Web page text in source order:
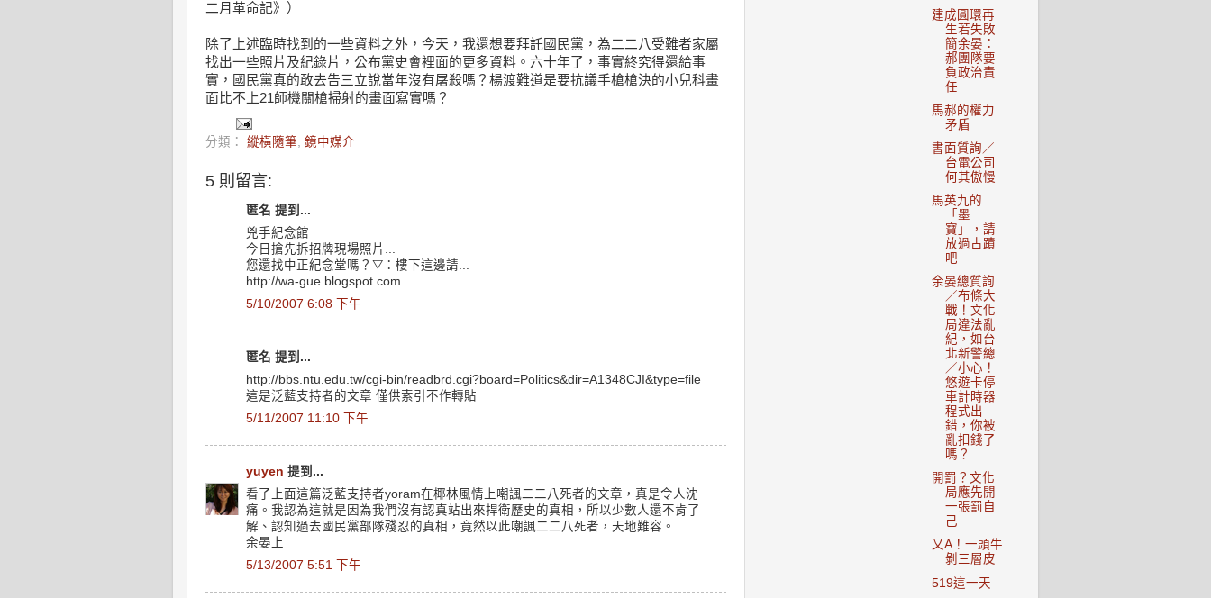
二月革命記》）
除了上述臨時找到的一些資料之外，今天，我還想要拜託國民黨，為二二八受難者家屬
找出一些照片及紀錄片，公布黨史會裡面的更多資料。六十年了，事實終究得還給事
實，國民黨真的敢去告三立說當年沒有屠殺嗎？楊渡難道是要抗議手槍槍決的小兒科畫
面比不上21師機關槍掃射的畫面寫實嗎？
分類： 縱橫隨筆 鏡中媒介
5 則留言:
匿名 提到...
兇手紀念館
今日搶先拆招牌現場照片...
您還找中正紀念堂嗎？▽：樓下這邊請...
http://wa-gue.blogspot.com
5/10/2007 6:08 下午
匿名 提到...
http://bbs.ntu.edu.tw/cgi-bin/readbrd.cgi?board=Politics&dir=A1348CJI&type=file
這是泛藍支持者的文章 僅供索引不作轉貼
5/11/2007 11:10 下午
yuyen 提到...
看了上面這篇泛藍支持者yoram在椰林風情上嘲諷二二八死者的文章，真是令人沈
痛。我認為這就是因為我們沒有認真站出來捍衛歷史的真相，所以少數人還不肯了
解、認知過去國民黨部隊殘忍的真相，竟然以此嘲諷二二八死者，天地難容。
余晏上
5/13/2007 5:51 下午
建成圓環再
生若失敗
簡余晏：
郝團隊要
負政治責
任
馬郝的權力
矛盾
書面質詢／
台電公司
何其傲慢
馬英九的
「墨
寶」，請
放過古蹟
吧
余晏總質詢
／布條大
戰！文化
局違法亂
紀，如台
北新警總
／小心！
悠遊卡停
車計時器
程式出
錯，你被
亂扣錢了
嗎？
開罰？文化
局應先開
一張罰自
己
又A！一頭牛
剝三層皮
519這一天